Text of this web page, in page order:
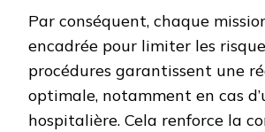
Par conséquent, chaque
encadrée pour limiter les
procédures garantissent une
optimale, notamment en cas
hospitalière. Cela renforce la